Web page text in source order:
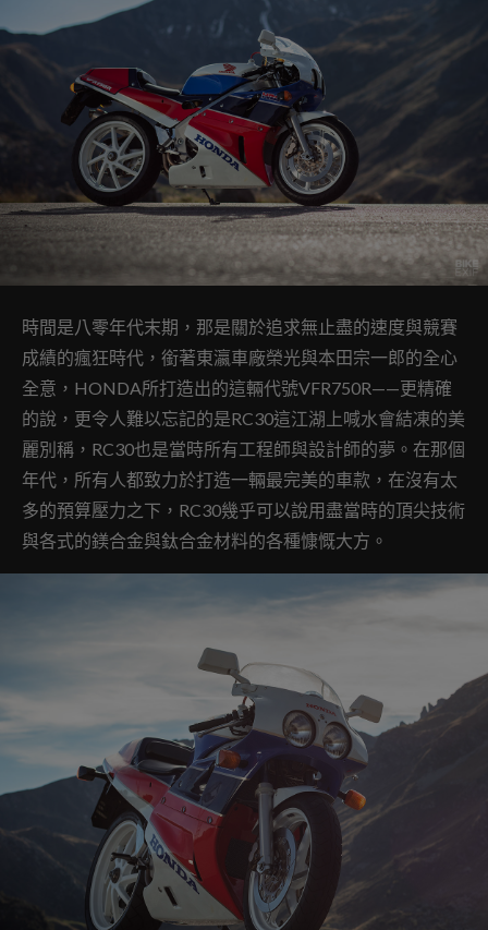
時間是八零年代末期，那是關於追求無止盡的速度與競賽
成績的瘋狂時代，銜著東瀛車廠榮光與本田宗一郎的全心
全意，HONDA所打造出的這輛代號VFR750R——更精確
的說，更令人難以忘記的是RC30這江湖上喊水會結凍的美
麗別稱，RC30也是當時所有工程師與設計師的夢。在那個
年代，所有人都致力於打造一輛最完美的車款，在沒有太
多的預算壓力之下，RC30幾乎可以說用盡當時的頂尖技術
與各式的鎂合金與鈦合金材料的各種慷慨大方。